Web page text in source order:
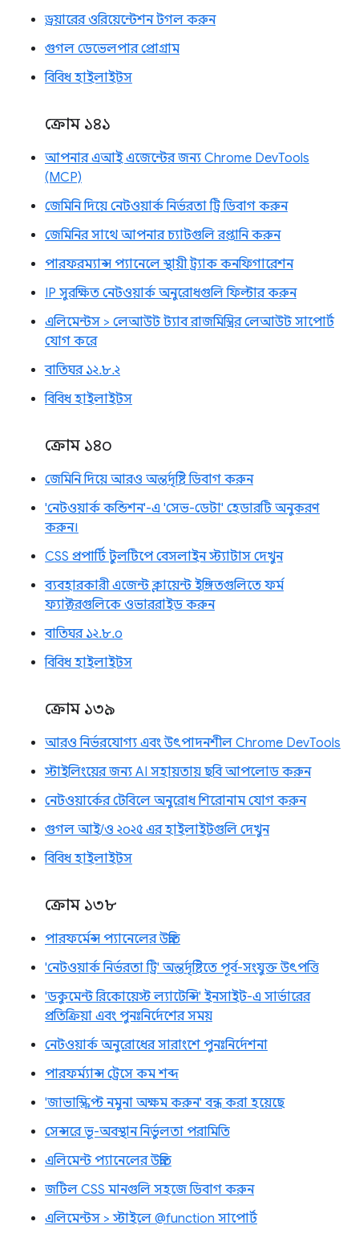
ড্রয়ারের ওরিয়েন্টেশন টগল করুন
গুগল ডেভেলপার প্রোগ্রাম
বিবিধ হাইলাইটস
ক্রোম ১৪১
আপনার এআই এজেন্টের জন্য Chrome DevTools
(MCP)
জেমিনি দিয়ে নেটওয়ার্ক নির্ভরতা ট্রি ডিবাগ করুন
জেমিনির সাথে আপনার চ্যাটগুলি রপ্তানি করুন
পারফরম্যান্স প্যানেলে স্থায়ী ট্র্যাক কনফিগারেশন
IP সুরক্ষিত নেটওয়ার্ক অনুরোধগুলি ফিল্টার করুন
এলিমেন্টস > লেআউট ট্যাব রাজমিস্ত্রির লেআউট সাপোর্ট
যোগ করে
বাতিঘর ১২.৮.২
বিবিধ হাইলাইটস
ক্রোম ১৪০
জেমিনি দিয়ে আরও অন্তর্দৃষ্টি ডিবাগ করুন
'নেটওয়ার্ক কন্ডিশন'-এ 'সেভ-ডেটা' হেডারটি অনুকরণ
করুন।
CSS প্রপার্টি টুলটিপে বেসলাইন স্ট্যাটাস দেখুন
ব্যবহারকারী এজেন্ট ক্লায়েন্ট ইঙ্গিতগুলিতে ফর্ম
ফ্যাক্টরগুলিকে ওভাররাইড করুন
বাতিঘর ১২.৮.০
বিবিধ হাইলাইটস
ক্রোম ১৩৯
আরও নির্ভরযোগ্য এবং উৎপাদনশীল Chrome DevTools
স্টাইলিংয়ের জন্য AI সহায়তায় ছবি আপলোড করুন
নেটওয়ার্কের টেবিলে অনুরোধ শিরোনাম যোগ করুন
গুগল আই/ও ২০২৫ এর হাইলাইটগুলি দেখুন
বিবিধ হাইলাইটস
ক্রোম ১৩৮
পারফর্মেন্স প্যানেলের উন্নতি
'নেটওয়ার্ক নির্ভরতা ট্রি' অন্তর্দৃষ্টিতে পূর্ব-সংযুক্ত উৎপত্তি
'ডকুমেন্ট রিকোয়েস্ট ল্যাটেন্সি' ইনসাইট-এ সার্ভারের
প্রতিক্রিয়া এবং পুনঃনির্দেশের সময়
নেটওয়ার্ক অনুরোধের সারাংশে পুনঃনির্দেশনা
পারফর্ম্যান্স ট্রেসে কম শব্দ
'জাভাস্ক্রিপ্ট নমুনা অক্ষম করুন' বন্ধ করা হয়েছে
সেন্সরে ভূ-অবস্থান নির্ভুলতা পরামিতি
এলিমেন্ট প্যানেলের উন্নতি
জটিল CSS মানগুলি সহজে ডিবাগ করুন
এলিমেন্টস > স্টাইলে @function সাপোর্ট